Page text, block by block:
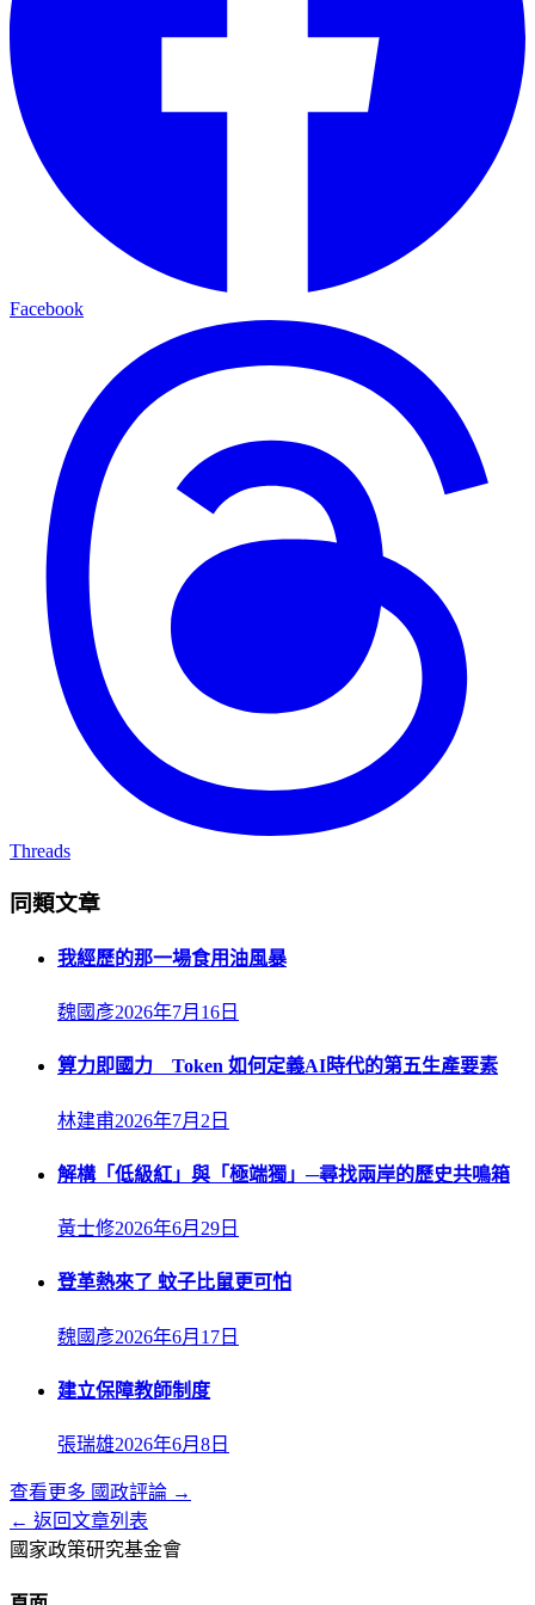
Facebook
Threads
同類文章
我經歷的那一場食用油風暴
魏國彥2026年7月16日
算力即國力 Token 如何定義AI時代的第五生產要素
林建甫2026年7月2日
解構「低級紅」與「極端獨」─尋找兩岸的歷史共鳴箱
黃士修2026年6月29日
登革熱來了 蚊子比鼠更可怕
魏國彥2026年6月17日
建立保障教師制度
張瑞雄2026年6月8日
查看更多 國政評論 →
← 返回文章列表
國家政策研究基金會